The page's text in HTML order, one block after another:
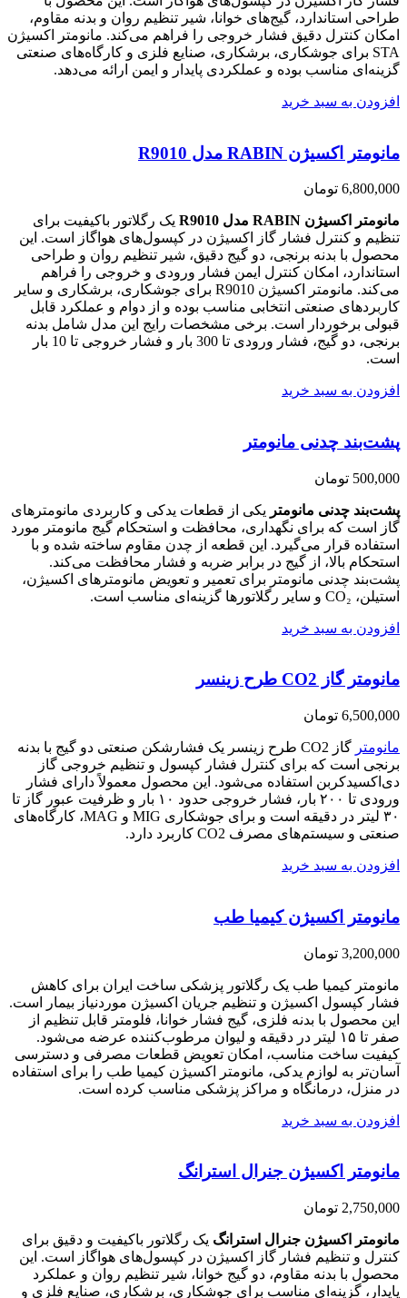
طراحی استاندارد، گیج‌های خوانا، شیر تنظیم روان و بدنه مقاوم،
امکان کنترل دقیق فشار خروجی را فراهم می‌کند. مانومتر اکسیژن
STA برای جوشکاری، برشکاری، صنایع فلزی و کارگاه‌های صنعتی
گزینه‌ای مناسب بوده و عملکردی پایدار و ایمن ارائه می‌دهد.
افزودن به سبد خرید
مانومتر اکسیژن RABIN مدل R9010
6,800,000 تومان
مانومتر اکسیژن RABIN مدل R9010
یک رگلاتور باکیفیت برای
تنظیم و کنترل فشار گاز اکسیژن در کپسول‌های هواگاز است. این
محصول با بدنه برنجی، دو گیج دقیق، شیر تنظیم روان و طراحی
استاندارد، امکان کنترل ایمن فشار ورودی و خروجی را فراهم
می‌کند. مانومتر اکسیژن R9010 برای جوشکاری، برشکاری و سایر
کاربردهای صنعتی انتخابی مناسب بوده و از دوام و عملکرد قابل
قبولی برخوردار است. برخی مشخصات رایج این مدل شامل بدنه
برنجی، دو گیج، فشار ورودی تا 300 بار و فشار خروجی تا 10 بار
است.
افزودن به سبد خرید
پشت‌بند چدنی مانومتر
500,000 تومان
پشت‌بند چدنی مانومتر یکی از قطعات یدکی و کاربردی مانومترهای
گاز است که برای نگهداری، محافظت و استحکام گیج مانومتر مورد
استفاده قرار می‌گیرد. این قطعه از چدن مقاوم ساخته شده و با
استحکام بالا، از گیج در برابر ضربه و فشار محافظت می‌کند.
پشت‌بند چدنی مانومتر برای تعمیر و تعویض مانومترهای اکسیژن،
استیلن، CO₂ و سایر رگلاتورها گزینه‌ای مناسب است.
افزودن به سبد خرید
مانومتر گاز CO2 طرح زینسر
6,500,000 تومان
مانومتر
گاز CO2 طرح زینسر یک فشارشکن صنعتی دو گیج با بدنه
برنجی است که برای کنترل فشار کپسول و تنظیم خروجی گاز
دی‌اکسیدکربن استفاده می‌شود. این محصول معمولاً دارای فشار
ورودی تا ۲۰۰ بار، فشار خروجی حدود ۱۰ بار و ظرفیت عبور گاز تا
۳۰ لیتر در دقیقه است و برای جوشکاری MIG و MAG، کارگاه‌های
صنعتی و سیستم‌های مصرف CO2 کاربرد دارد.
افزودن به سبد خرید
مانومتر اکسیژن کیمیا طب
3,200,000 تومان
مانومتر کیمیا طب یک رگلاتور پزشکی ساخت ایران برای کاهش
فشار کپسول اکسیژن و تنظیم جریان اکسیژن موردنیاز بیمار است.
این محصول با بدنه فلزی، گیج فشار خوانا، فلومتر قابل تنظیم از
صفر تا ۱۵ لیتر در دقیقه و لیوان مرطوب‌کننده عرضه می‌شود.
کیفیت ساخت مناسب، امکان تعویض قطعات مصرفی و دسترسی
آسان‌تر به لوازم یدکی، مانومتر اکسیژن کیمیا طب را برای استفاده
در منزل، درمانگاه و مراکز پزشکی مناسب کرده است.
افزودن به سبد خرید
مانومتر اکسیژن جنرال استرانگ
2,750,000 تومان
مانومتر اکسیژن جنرال استرانگ یک رگلاتور باکیفیت و دقیق برای
کنترل و تنظیم فشار گاز اکسیژن در کپسول‌های هواگاز است. این
محصول با بدنه مقاوم، دو گیج خوانا، شیر تنظیم روان و عملکرد
پایدار، گزینه‌ای مناسب برای جوشکاری، برشکاری، صنایع فلزی و